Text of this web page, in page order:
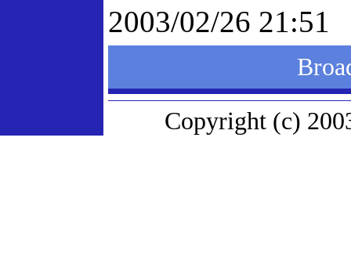
2003/02/26 21:51
Copyright (c)